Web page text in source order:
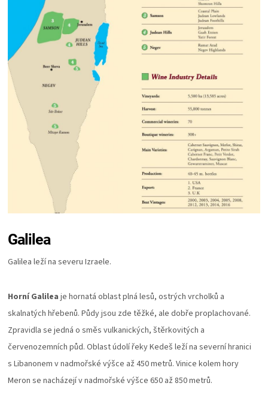
Galilea
Galilea leží na severu Izraele.
Horní Galilea je hornatá oblast plná lesů, ostrých vrcholků a
skalnatých hřebenů. Půdy jsou zde těžké, ale dobře proplachované.
Zpravidla se jedná o směs vulkanických, štěrkovitých a
červenozemních půd. Oblast údolí řeky Kedeš leží na severní hranici
s Libanonem v nadmořské výšce až 450 metrů. Vinice kolem hory
Meron se nacházejí v nadmořské výšce 650 až 850 metrů.